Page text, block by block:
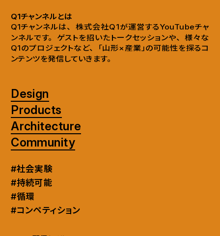
Q1チャンネルとは
Q1チャンネルは、
株式会社Q1が運営するYouTubeチャ
ンネルです。 ゲストを招いたトークセッションや、
様々な
Q1のプロジェクトなど、
「山形×産業」の可能性を探るコ
ンテンツを発信していきます。
Design
Products
Architecture
Community
#社会実験
#持続可能
#循環
#コンペティション